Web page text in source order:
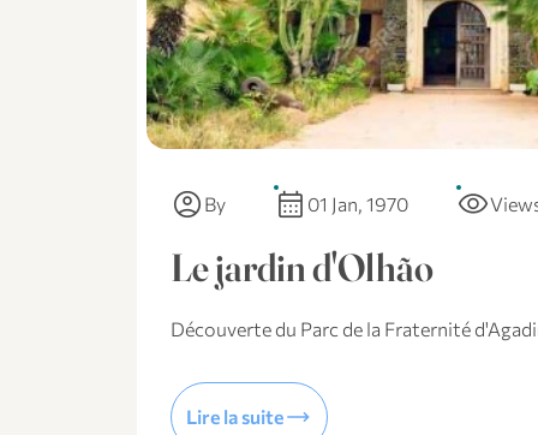
account_circle By calendar_month 01 Jan, 1970 visibility
Le jardin d'Olhão
Découverte du Parc de la Fraternité
Lire la suitetrending_flat